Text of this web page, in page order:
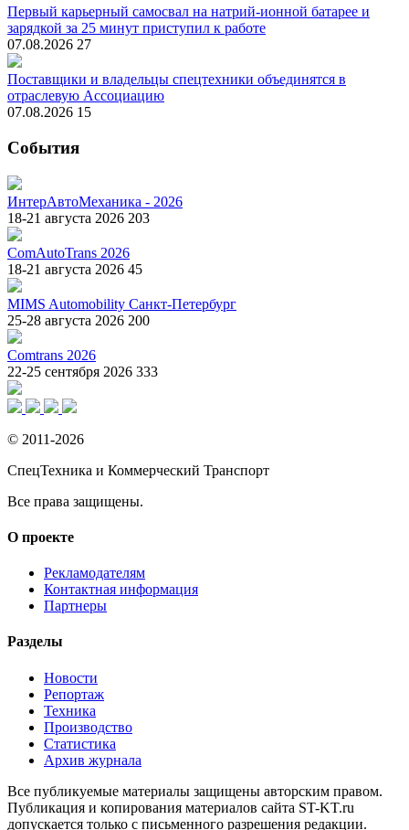
Первый карьерный самосвал на натрий-ионной батарее и
зарядкой за 25 минут приступил к работе
07.08.2026 27
Поставщики и владельцы спецтехники объединятся в
отраслевую Ассоциацию
07.08.2026 15
События
ИнтерАвтоМеханика - 2026
18-21 августа 2026 203
ComAutoTrans 2026
18-21 августа 2026 45
MIMS Automobility Санкт-Петербург
25-28 августа 2026 200
Comtrans 2026
22-25 сентября 2026 333
© 2011-2026
СпецТехника и Коммерческий Транспорт
Все права защищены.
О проекте
Рекламодателям
Контактная информация
Партнеры
Разделы
Новости
Репортаж
Техника
Производство
Статистика
Архив журнала
Все публикуемые материалы защищены авторским правом.
Публикация и копирования материалов сайта ST-KT.ru
допускается только с письменного разрешения редакции.